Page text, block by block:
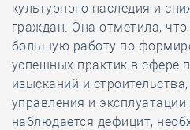
культурного наследия и
граждан. Она отметила,
большую работу по
успешных практик в сфере
изысканий и
управления и
наблюдается дефицит,